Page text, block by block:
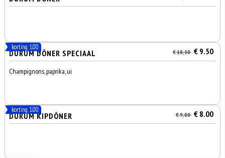
korting 1.00
DÜRÜM DÖNER SPECIAAL € 10,50 € 9.50
Champignons, paprika, ui
korting 1.00
DÜRÜM KIPDÖNER € 9,00 € 8.00